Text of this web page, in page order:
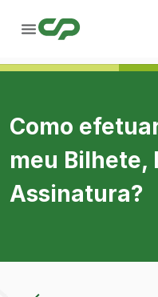
Como
meu Bilhete,
Assinatura?